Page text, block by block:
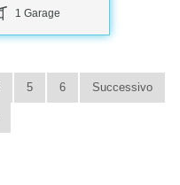
1 Garage
5 6 Successivo